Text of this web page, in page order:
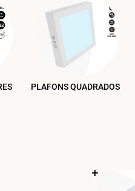
PLAFONS QUADRADOS